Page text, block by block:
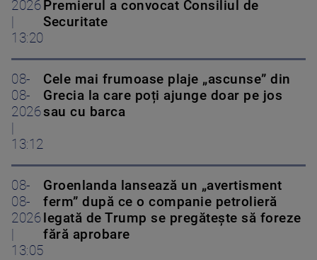
2026
13:20
Premierul a convocat Consiliul de
Securitate
08-
08-
2026
13:12
Cele mai frumoase plaje „ascunse” din
Grecia la care poți ajunge doar pe jos
sau cu barca
08-
08-
2026
13:05
Groenlanda lansează un „avertisment
ferm” după ce o companie petrolieră
legată de Trump se pregătește să foreze
fără aprobare